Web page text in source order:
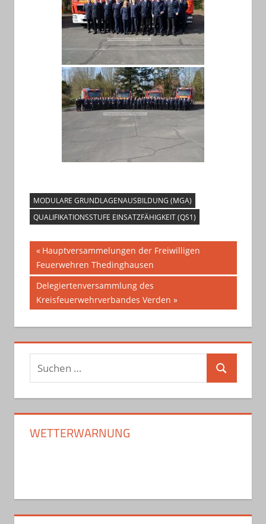
MODULARE GRUNDLAGENAUSBILDUNG (MGA)
QUALIFIKATIONSSTUFE EINSATZFÄHIGKEIT (QS1)
Beitragsnavigation
Vorheriger
Beitrag:
Hauptversammelungen der Freiwilligen
Feuerwehren Thedinghausen
Nächster
Beitrag:
Delegiertenversammlung des
Kreisfeuerwehrverbandes Verden
Suchen
nach:
Suchen
WETTERWARNUNG